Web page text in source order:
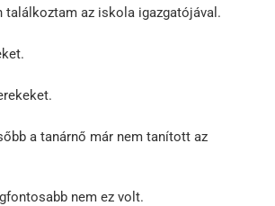
találkoztam az iskola igazgatójával.
a tanárnő már nem tanított az
nem ez volt.